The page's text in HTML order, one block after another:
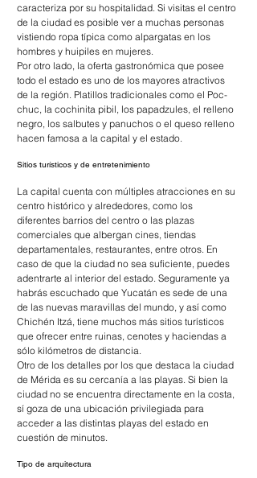
caracteriza por su hospitalidad. Si visitas el centro
de la ciudad es posible ver a muchas personas
vistiendo ropa típica como alpargatas en los
hombres y huipiles en mujeres.
Por otro lado, la oferta gastronómica que posee
todo el estado es uno de los mayores atractivos
de la región. Platillos tradicionales como el Poc-
chuc, la cochinita pibil, los papadzules, el relleno
negro, los salbutes y panuchos o el queso relleno
hacen famosa a la capital y el estado.
Sitios turísticos y de entretenimiento
La capital cuenta con múltiples atracciones en su
centro histórico y alrededores, como los
diferentes barrios del centro o las plazas
comerciales que albergan cines, tiendas
departamentales, restaurantes, entre otros. En
caso de que la ciudad no sea suficiente, puedes
adentrarte al interior del estado. Seguramente ya
habrás escuchado que Yucatán es sede de una
de las nuevas maravillas del mundo, y así como
Chichén Itzá, tiene muchos más sitios turísticos
que ofrecer entre ruinas, cenotes y haciendas a
sólo kilómetros de distancia.
Otro de los detalles por los que destaca la ciudad
de Mérida es su cercanía a las playas. Si bien la
ciudad no se encuentra directamente en la costa,
sí goza de una ubicación privilegiada para
acceder a las distintas playas del estado en
cuestión de minutos.
Tipo de arquitectura